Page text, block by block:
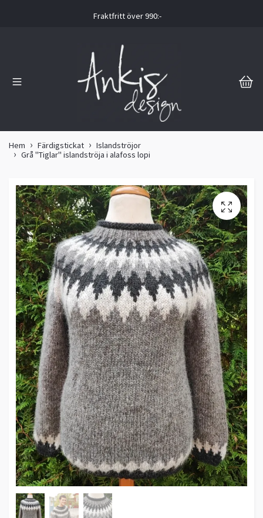
Fraktfritt över 990:-
Hem Färdigstickat
Islandströjor
Grå "Tiglar" islandströja i alafoss lopi